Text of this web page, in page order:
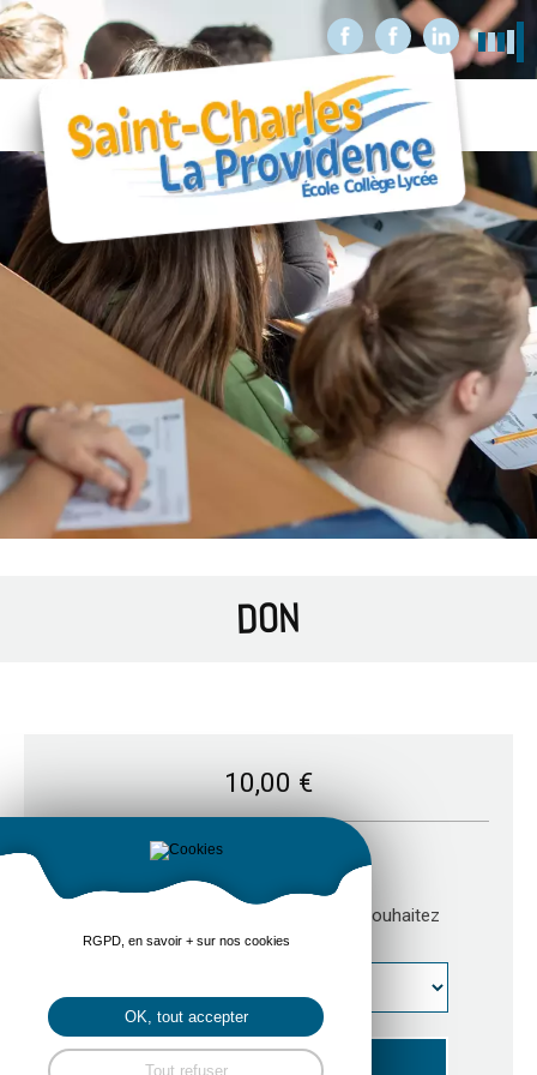
DON
10,00 €
Sélectionnez le montant que vous souhaitez
donner :
RGPD, en savoir + sur nos cookies
OK, tout accepter
Tout refuser